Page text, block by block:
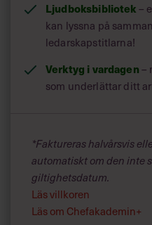
DÄRFÖR VALDE VI
Framtiden har alltid varit
dramatiska händelser har
scenarioplanering och
Jane McGonigal är en
Stanford-professor som
spelutvecklare med
som rustar läsaren för att
Ljudboksbibliotek –
kan lyssna på
ledarskapstitlarna!
Verktyg i vardagen –
som underlättar ditt
*Faktureras halvårsvis
automatiskt om den inte
giltighetsdatum.
Läs villkoren
Läs om Chefakademin+